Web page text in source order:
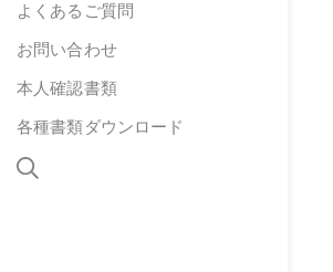
よくあるご質問
お問い合わせ
本人確認書類
各種書類ダウンロード